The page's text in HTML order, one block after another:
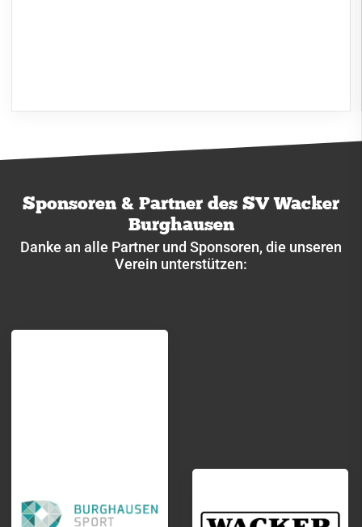
Sponsoren & Partner des SV Wacker
Burghausen
Danke an alle Partner und Sponsoren, die unseren
Verein unterstützen: